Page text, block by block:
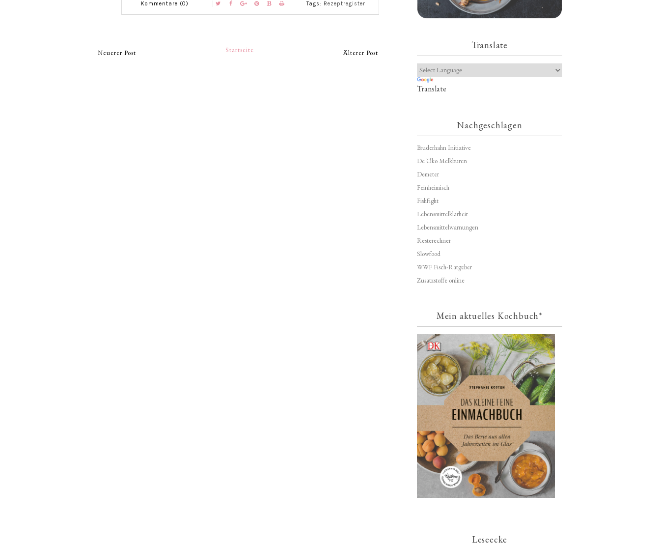
Kommentare (0) Tags: Rezeptregister
Neuerer Post Älterer Post
Startseite Translate
Translate
Nachgeschlagen
Bruderhahn Initiative
De Öko Melkburen
Demeter
Feinheimisch
Fishfight
Lebensmittelklarheit
Lebensmittelwarnungen
Resterechner
Slowfood
WWF Fisch-Ratgeber
Zusatzstoffe online
Mein aktuelles Kochbuch*
Leseecke